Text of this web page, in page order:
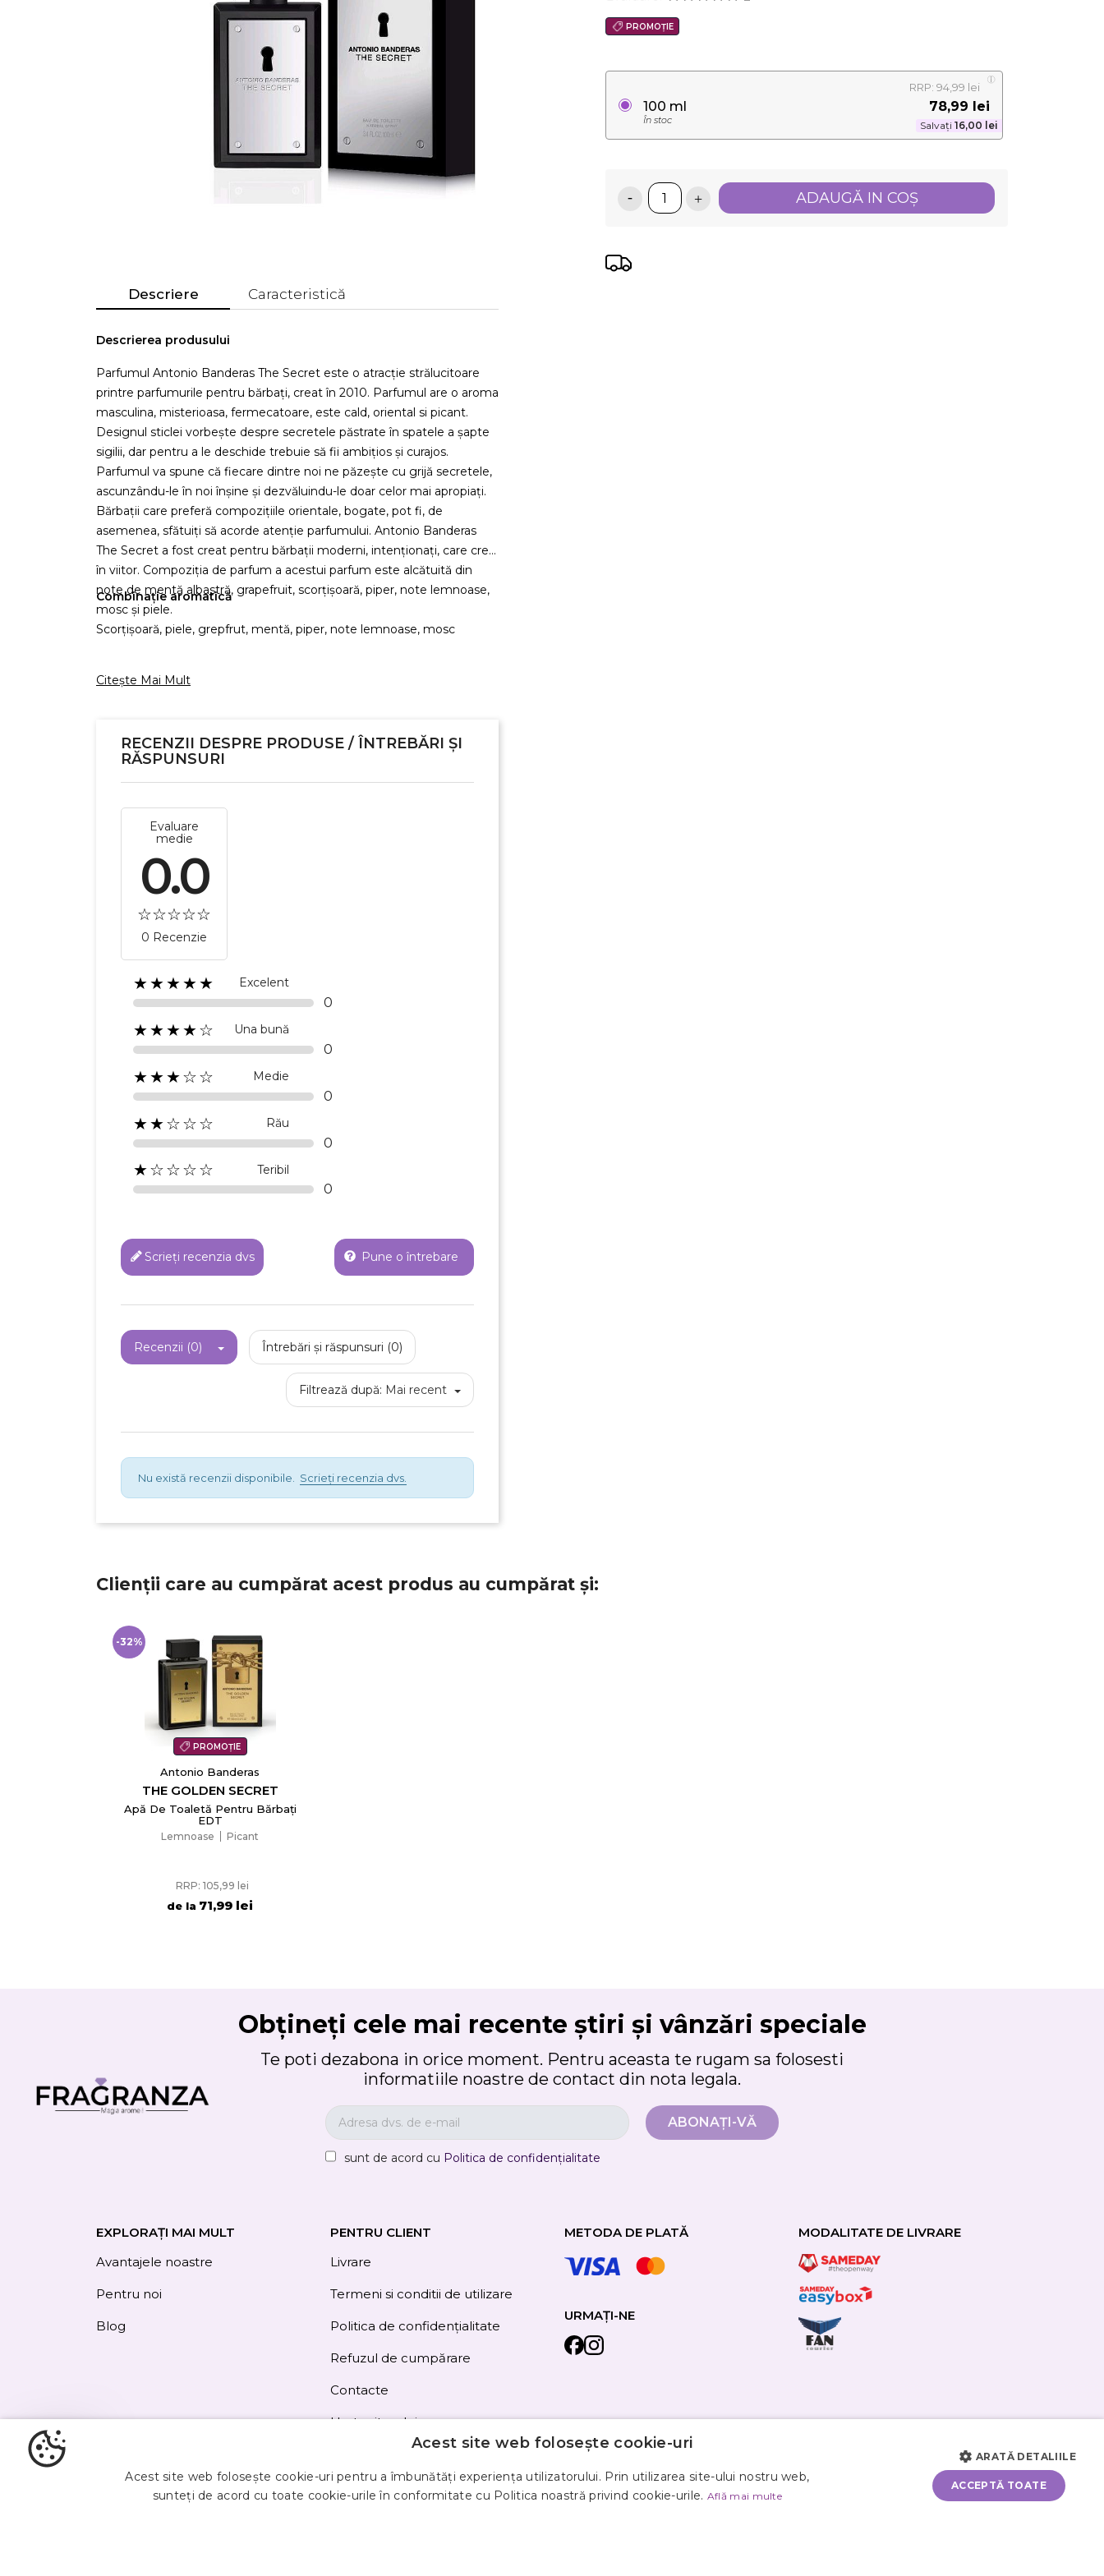
Descriere Caracteristică
Descrierea produsului
Parfumul Antonio Banderas The Secret este o atracție strălucitoare
printre parfumurile pentru bărbați, creat în 2010. Parfumul are o aroma
masculina, misterioasa, fermecatoare, este cald, oriental si picant.
Designul sticlei vorbește despre secretele păstrate în spatele a șapte
sigilii, dar pentru a le deschide trebuie să fii ambițios și curajos.
Parfumul va spune că fiecare dintre noi ne păzește cu grijă secretele,
ascunzându-le în noi înșine și dezvăluindu-le doar celor mai apropiați.
Bărbații care preferă compozițiile orientale, bogate, pot fi, de
asemenea, sfătuiți să acorde atenție parfumului. Antonio Banderas
The Secret a fost creat pentru bărbații moderni, intenționați, care cred
în viitor. Compoziția de parfum a acestui parfum este alcătuită din
note de mentă albastră, grapefruit, scorțișoară, piper, note lemnoase,
mosc și piele.
Combinație aromatică
Scorțișoară, piele, grepfrut, mentă, piper, note lemnoase, mosc
Citește Mai Mult
RECENZII DESPRE PRODUSE / ÎNTREBĂRI ȘI
RĂSPUNSURI
Evaluare
medie
0.0
0 Recenzie
★★★★★ Excelent
0
★★★★☆ Una bună
0
★★★☆☆ Medie
0
★★☆☆☆ Rău
0
★☆☆☆☆ Teribil
0
Scrieți recenzia dvs Pune o întrebare
Recenzii (0) Întrebări și răspunsuri (0)
Filtrează după: Mai recent
Nu există recenzii disponibile. Scrieți recenzia dvs.
PROMOȚIE
78,99 lei
Salvați 16,00 lei
100 ml
În stoc
RRP: 94,99 lei
ADAUGĂ IN COŞ
Clienții care au cumpărat acest produs au cumpărat și:
PROMOȚIE
-32%
Antonio Banderas
THE GOLDEN SECRET
Apă De Toaletă Pentru Bărbați
EDT
Lemnoase Picant
de la
RRP: 105,99 lei
71,99 lei
Obțineți cele mai recente știri și vânzări speciale
Te poti dezabona in orice moment. Pentru aceasta te rugam sa folosesti
informatiile noastre de contact din nota legala.
sunt de acord cu Politica de confidențialitate
EXPLORAȚI MAI MULT
Avantajele noastre
Pentru noi
Blog
PENTRU CLIENT
Livrare
Termeni si conditii de utilizare
Politica de confidențialitate
Refuzul de cumpărare
Contacte
Harta site-ului
METODA DE PLATĂ
URMAȚI-NE
MODALITATE DE LIVRARE
Obțineți
5%
Acest site web folosește cookie-uri
Acest site web folosește cookie-uri pentru a îmbunătăți experiența utilizatorului. Prin utilizarea site-ului nostru web,
sunteți de acord cu toate cookie-urile în conformitate cu Politica noastră privind cookie-urile. Află mai multe
ACCEPTĂ TOATE
ARATĂ DETALIILE